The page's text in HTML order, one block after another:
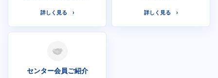
詳しく見る 詳しく見る
センター会員ご紹介